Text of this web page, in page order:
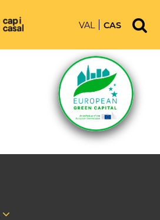
VAL CAS